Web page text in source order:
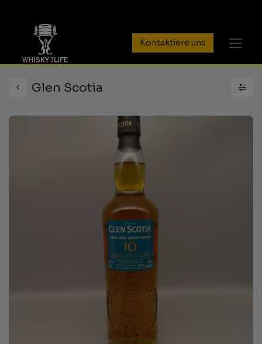
Kontaktiere uns
Glen Scotia